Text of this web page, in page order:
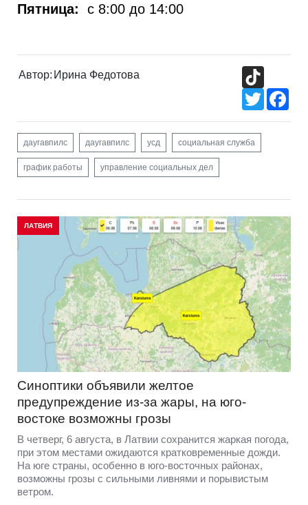
Пятница:
с 8:00 до 14:00
Автор: Ирина Федотова
Twitter
даугавпилс даугавпилс усд социальная служба
график работы управление социальных дел
ЛАТВИЯ
Синоптики объявили желтое
предупреждение из-за жары, на юго-
востоке возможны грозы
В четверг, 6 августа, в Латвии сохранится жаркая погода,
при этом местами ожидаются кратковременные дожди.
На юге страны, особенно в юго-восточных районах,
возможны грозы с сильными ливнями и порывистым
ветром.